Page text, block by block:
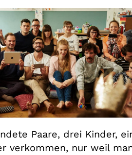
Paare, drei Kinder,
verkommen, nur weil